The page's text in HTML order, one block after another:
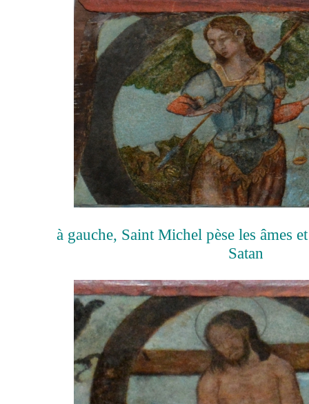
à gauche, Saint Michel pèse les âmes
Satan